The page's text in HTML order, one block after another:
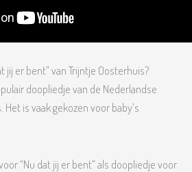
jij er bent” van Trijntje Oosterhuis?
doopliedje van de Nederlandse
is vaak gekozen voor baby’s
“Nu dat jij er bent” als doopliedje voor